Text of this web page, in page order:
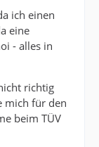
ich einen
eine
- alles in
richtig
mich für den
beim TÜV